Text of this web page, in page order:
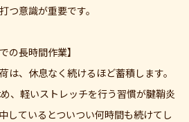
つ意識が重要です。
の長時間作業】
は、休息なく続けるほど蓄積します。
、軽いストレッチを行う習慣が腱鞘炎
しているとついつい何時間も続けてし